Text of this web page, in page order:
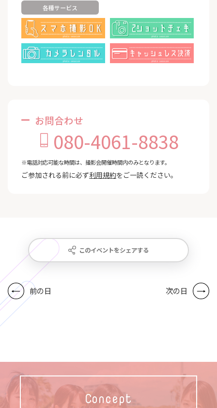
各種サービス
お問合わせ
080-4061-8838
※電話対応可能な時間は、撮影会開催時間内のみとなります。
ご参加される前に必ず利用規約をご一読ください。
このイベントをシェアする
前の日 次の日
Concept